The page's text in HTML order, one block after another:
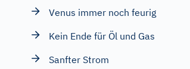
Venus immer noch feurig
Kein Ende für Öl und Gas
Sanfter Strom